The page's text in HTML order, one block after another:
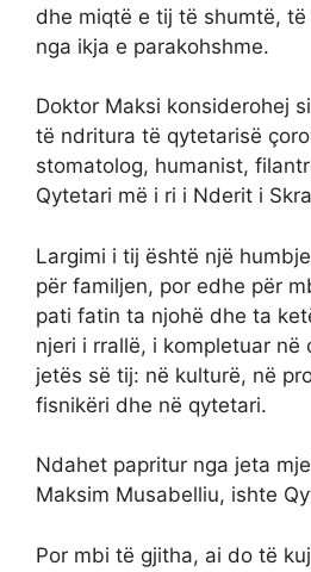
dhe miqtë e tij të shumtë,
nga ikja e parakohshme.
Doktor Maksi konsiderohej
të ndritura të qytetarisë
stomatolog, humanist,
Qytetari më i ri i Nderit i
Largimi i tij është një
për familjen, por edhe për
pati fatin ta njohë dhe ta
njeri i rrallë, i kompletuar në
jetës së tij: në kulturë, në
fisnikëri dhe në qytetari.
Ndahet papritur nga jeta
Maksim Musabelliu, ishte
Por mbi të gjitha, ai do të